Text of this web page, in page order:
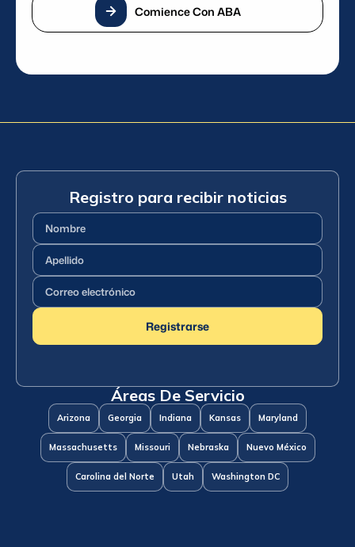
teléfono?
(Requerido)
Comience Con ABA
Registro para recibir noticias
Nombre
Apellido
Correo
electrónico(Requerido)
Registrarse
Áreas De Servicio
Arizona Georgia Indiana Kansas Maryland
Massachusetts Missouri Nebraska Nuevo México
Carolina del Norte Utah Washington DC